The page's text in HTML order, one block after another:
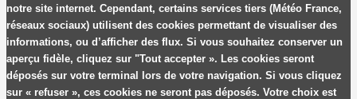
notre site internet. Cependant, certains services tiers (Météo France,
réseaux sociaux) utilisent des cookies permettant de visualiser des
informations, ou d’afficher des flux. Si vous souhaitez conserver un
aperçu fidèle, cliquez sur "Tout accepter ». Les cookies seront
déposés sur votre terminal lors de votre navigation. Si vous cliquez
sur « refuser », ces cookies ne seront pas déposés. Votre choix est